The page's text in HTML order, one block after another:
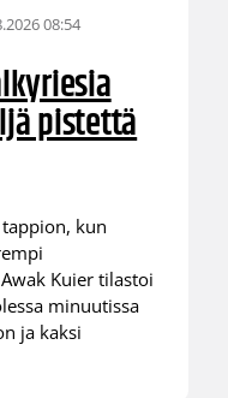
08:54
pistettä
tappion, kun
Kuier tilastoi
minuutissa
ja kaksi